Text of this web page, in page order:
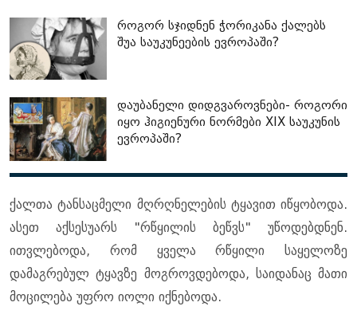
როგორ სჯიდნენ ჭორიკანა ქალებს
შუა საუკუნეების ევროპაში?
დაუბანელი დიდგვაროვნები- როგორი
იყო ჰიგიენური ნორმები XIX საუკუნის
ევროპაში?
ქალთა ტანსაცმელი მღრღნელების ტყავით იწყობოდა.
ასეთ აქსესუარს "რწყილის ბეწვს" უწოდებდნენ.
ითვლებოდა, რომ ყველა რწყილი საყელოზე
დამაგრებულ ტყავზე მოგროვდებოდა, საიდანაც მათი
მოცილება უფრო იოლი იქნებოდა.